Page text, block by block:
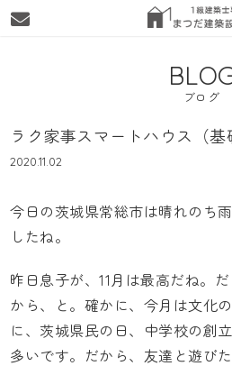
ブログ
ラク家事スマートハウス（基
2020.11.02
今日の茨城県常総市は晴れのち
したね。
昨日息子が、11月は最高だね。
から、と。確かに、今月は文化
に、茨城県民の日、中学校の創
多いです。だから、友達と遊び